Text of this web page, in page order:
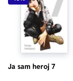
Ja sam heroj 7